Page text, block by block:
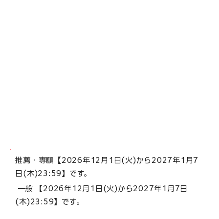
推薦・専願【2026年12月1日(火)から2027年1月7
日(木)23:59】です。
一般 【2026年12月1日(火)から2027年1月7日
(木)23:59】です。